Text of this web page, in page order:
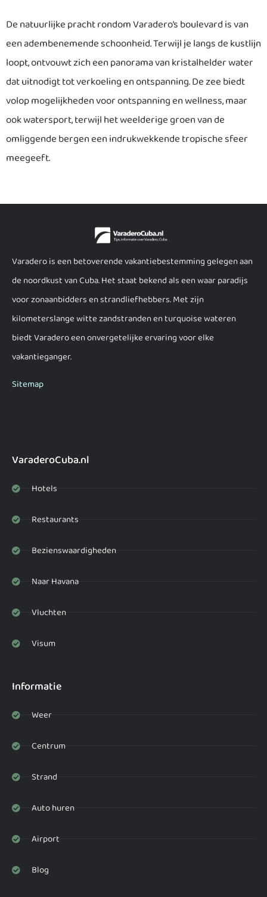
De natuurlijke pracht rondom Varadero’s boulevard is van
een adembenemende schoonheid. Terwijl je langs de kustlijn
loopt, ontvouwt zich een panorama van kristalhelder water
dat uitnodigt tot verkoeling en ontspanning. De zee biedt
volop mogelijkheden voor ontspanning en wellness, maar
ook watersport, terwijl het weelderige groen van de
omliggende bergen een indrukwekkende tropische sfeer
meegeeft.
Varadero is een betoverende vakantiebestemming gelegen aan
de noordkust van Cuba. Het staat bekend als een waar paradijs
voor zonaanbidders en strandliefhebbers. Met zijn
kilometerslange witte zandstranden en turquoise wateren
biedt Varadero een onvergetelijke ervaring voor elke
vakantieganger.
Sitemap
VaraderoCuba.nl
Hotels
Restaurants
Bezienswaardigheden
Naar Havana
Vluchten
Visum
Informatie
Weer
Centrum
Strand
Auto huren
Airport
Blog